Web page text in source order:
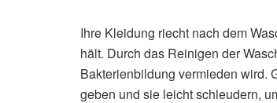
Ihre Kleidung riecht nach dem
hält. Durch das Reinigen der
Bakterienbildung vermieden wird.
geben und sie leicht schleudern,